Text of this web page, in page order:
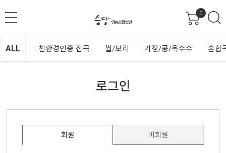
0
ALL 친환경인증 잡곡 쌀/보리 기장/콩/옥수수 혼합
로그인
회원 비회원